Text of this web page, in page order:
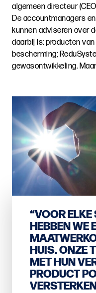
algemeen directeur
De accountmanagers
kunnen adviseren over
daarbij is: producten
bescherming;
gewasontwikkeling.
“VOOR ELKE
HEBBEN WE
HUIS. ONZE
MET HUN
PRODUCT